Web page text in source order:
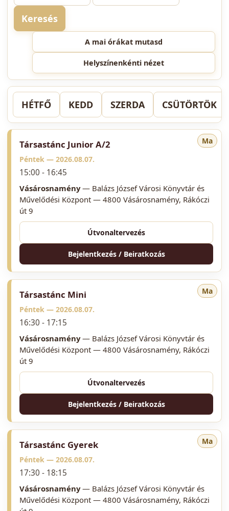
Keresés
A mai órákat mutasd
Helyszínenkénti nézet
HÉTFŐ KEDD SZERDA CSÜTÖRTÖK
Ma
Társastánc Junior A/2
Péntek — 2026.08.07.
15:00 - 16:45
Vásárosnamény— Balázs József Városi Könyvtár és
Művelődési Központ — 4800 Vásárosnamény, Rákóczi
út 9
Útvonaltervezés
Bejelentkezés / Beiratkozás
Ma
Társastánc Mini
Péntek — 2026.08.07.
16:30 - 17:15
Vásárosnamény— Balázs József Városi Könyvtár és
Művelődési Központ — 4800 Vásárosnamény, Rákóczi
út 9
Útvonaltervezés
Bejelentkezés / Beiratkozás
Ma
Társastánc Gyerek
Péntek — 2026.08.07.
17:30 - 18:15
Vásárosnamény— Balázs József Városi Könyvtár és
Művelődési Központ — 4800 Vásárosnamény, Rákóczi